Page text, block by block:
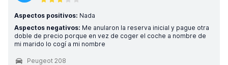
Aspectos positivos: Nada
Aspectos negativos: Me anularon la reserva inicial y pague otra
doble de precio porque en vez de coger el coche a nombre de
mi marido lo cogí a mi nombre
Peugeot 208